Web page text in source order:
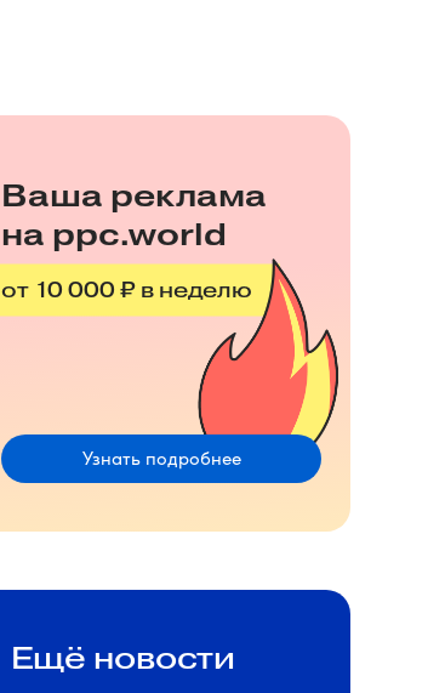
Ваша реклама
на ppc.world
от 10 000 ₽ в неделю
Узнать подробнее
Ещё новости